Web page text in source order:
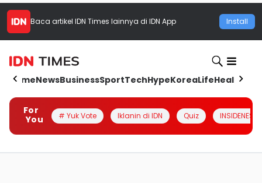
Baca artikel IDN Times lainnya di IDN App Install
HomeNewsBusinessSportTechHypeKoreaLifeHealth
For
You
# Yuk Vote Iklanin di IDN Quiz INSIDENESIA